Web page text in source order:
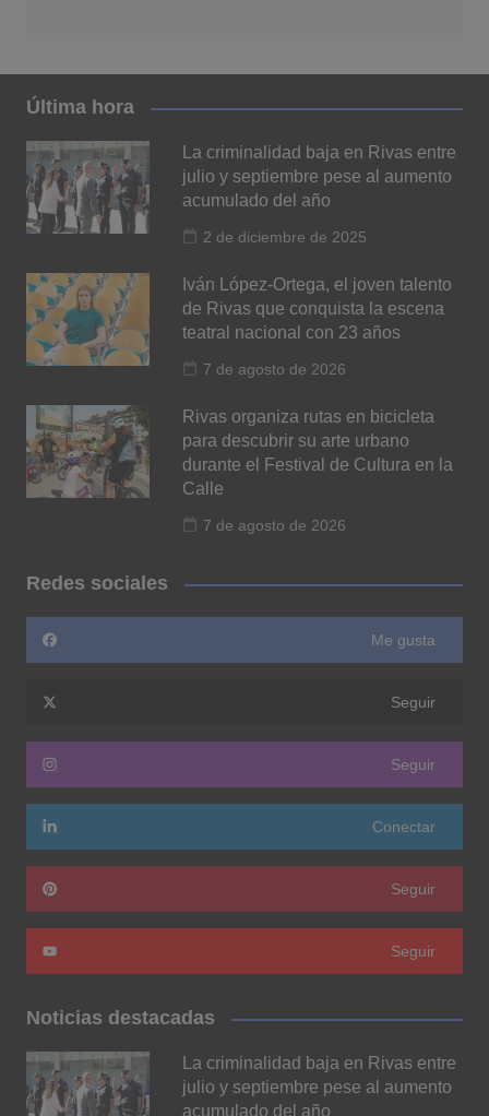
Última hora
La criminalidad baja en Rivas entre
julio y septiembre pese al aumento
acumulado del año
2 de diciembre de 2025
Iván López-Ortega, el joven talento
de Rivas que conquista la escena
teatral nacional con 23 años
7 de agosto de 2026
Rivas organiza rutas en bicicleta
para descubrir su arte urbano
durante el Festival de Cultura en la
Calle
7 de agosto de 2026
Redes sociales
Me gusta
Seguir
Seguir
Conectar
Seguir
Seguir
Noticias destacadas
La criminalidad baja en Rivas entre
julio y septiembre pese al aumento
acumulado del año